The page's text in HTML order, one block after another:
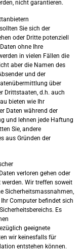
nicht garantieren.
Sie sich der
oder Dritte potenziell
ohne Ihre
in vielen Fällen die
aber die Namen des
und der
über
Drittstaaten, d.h. auch
bieten wie Ihr
Daten während der
und lehnen jede Haftung
Sie, andere
aus Gründen der
verloren gehen oder
Wir treffen soweit
Sicherheitsmassnahmen,
Computer befindet sich
Es
geeignete
wir keinesfalls für
entstehen können.